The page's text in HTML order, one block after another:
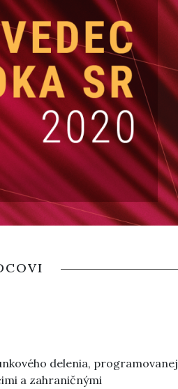
delenia, programovanej
a zahraničnými